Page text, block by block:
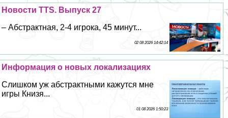
Новости TTS. Выпуск 27
– Абстpaктная, 2-4 игрока, 45 минут...
02 08 2026 14:42:14
Информация о новых локализациях
Слишком уж абстpaктными кажутся мне
игры Книзя...
01 08 2026 1:50:23